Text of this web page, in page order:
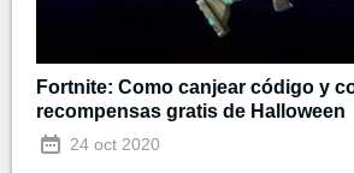
Fortnite: Como canjear código y
recompensas gratis de Halloween
24 oct 2020